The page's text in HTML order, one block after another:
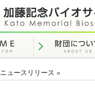
ニュースリリース »